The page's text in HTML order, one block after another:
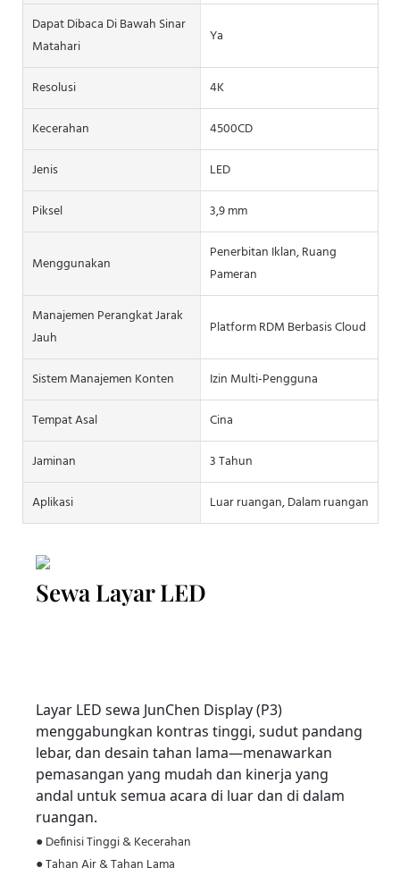
Dapat Dibaca Di Bawah Sinar
Matahari
Ya
Resolusi
4K
Kecerahan
4500CD
Jenis
LED
Piksel
3,9 mm
Menggunakan
Penerbitan Iklan, Ruang
Pameran
Manajemen Perangkat Jarak
Jauh
Platform RDM Berbasis Cloud
Sistem Manajemen Konten
Izin Multi-Pengguna
Tempat Asal
Cina
Jaminan
3 Tahun
Aplikasi
Luar ruangan, Dalam ruangan
Sewa Layar LED
Layar LED sewa JunChen Display (P3)
menggabungkan kontras tinggi, sudut pandang
lebar, dan desain tahan lama—menawarkan
pemasangan yang mudah dan kinerja yang
andal untuk semua acara di luar dan di dalam
ruangan.
● Definisi Tinggi & Kecerahan
● Tahan Air & Tahan Lama